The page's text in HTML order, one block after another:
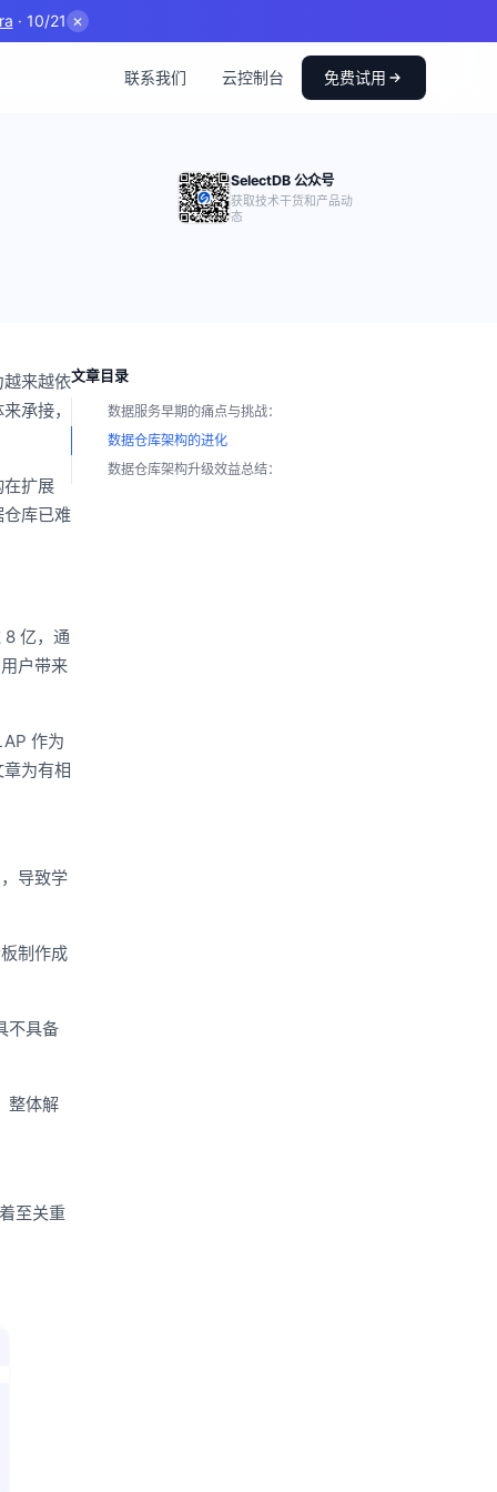
· 10/21 ✕
联系我们 云控制台 免费试用
SelectDB 公众号
获取技术干货和产品动
态
来越依
承接，
在扩展
库已难
8 亿，通
户带来
作为
为有相
导致学
制作成
不具备
整体解
至关重
文章目录
数据服务早期的痛点与挑战：
数据仓库架构的进化
数据仓库架构升级效益总结：